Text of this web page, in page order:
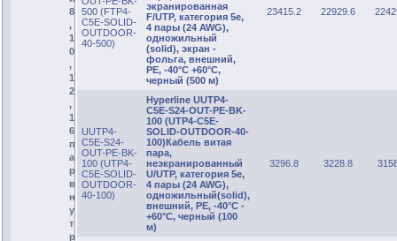
8
,
1
0
,
1
2
,
1
6
п
а
р
в
н
у
т
р
500 (FTP4-
C5E-SOLID-
OUTDOOR-
40-500)
экранированная
F/UTP, категория 5e,
4 пары (24 AWG),
одножильный
(solid), экран -
фольга, внешний,
PE, -40°C +60°C,
черный (500 м)
23415.2 22929.6
UUTP4-
C5E-S24-
OUT-PE-BK-
100 (UTP4-
C5E-SOLID-
OUTDOOR-
40-100)
Hyperline UUTP4-
C5E-S24-OUT-PE-BK-
100 (UTP4-C5E-
SOLID-OUTDOOR-40-
100)Кабель витая
пара,
неэкранированный
U/UTP, категория 5e,
4 пары (24 AWG),
одножильный(solid),
внешний, PE, -40°C -
+60°C, черный (100
м)
3296.8 3228.8